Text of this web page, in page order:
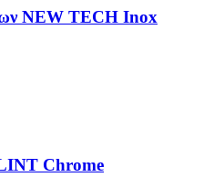
NEW TECH Inox
Chrome